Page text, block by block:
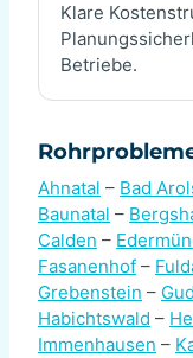
Klare
Betriebe.
Ahnatal – Bad
Baunatal –
Calden –
Fasanenhof –
Grebenstein –
Habichtswald –
Immenhausen –